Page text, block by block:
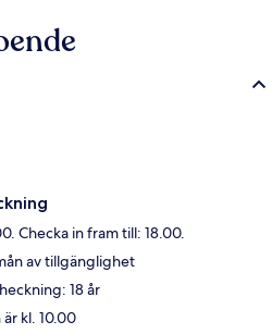
Checka in fram till: 18.00.
av tillgänglighet
18 år
kl. 10.00